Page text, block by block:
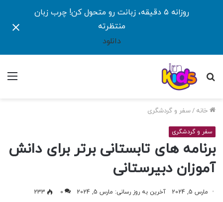
روزانه ۵ دقیقه، زبانت رو متحول کن! چرب زبان
منتظرته
دانلود
جستجو
خانه /سفر و گردشگری
سفر و گردشگری
برنامه های تابستانی برتر برای دانش
آموزان دبیرستانی
مارس 5, 2024 آخرین به روز رسانی: مارس 5, 2024 0
233